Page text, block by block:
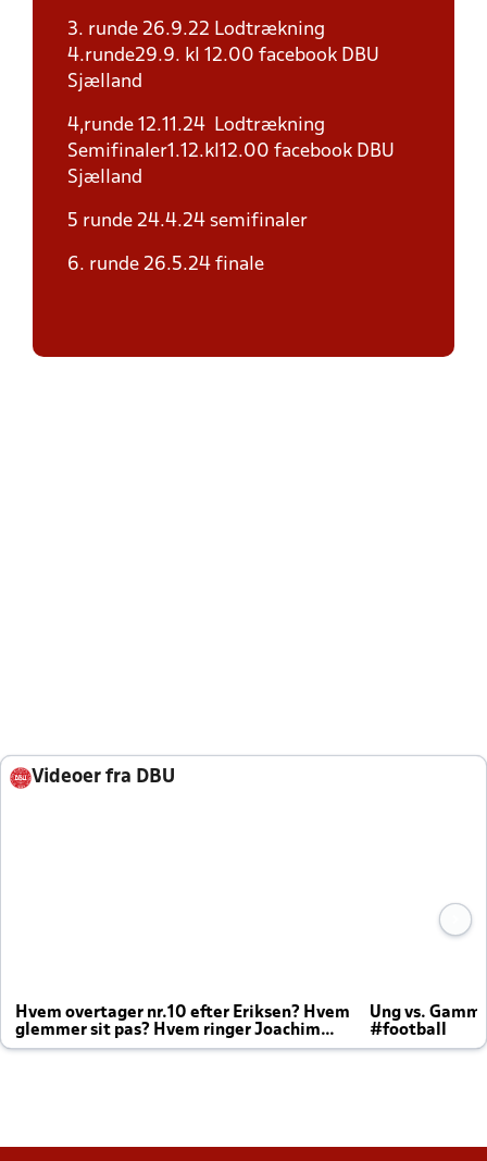
3. runde 26.9.22 Lodtrækning
4.runde29.9. kl 12.00 facebook DBU
Sjælland
4,runde 12.11.24 Lodtrækning
Semifinaler1.12.kl12.00 facebook DBU
Sjælland
5 runde 24.4.24 semifinaler
6. runde 26.5.24 finale
Videoer fra DBU
Hvem overtager nr.10 efter Eriksen? Hvem
glemmer sit pas? Hvem ringer Joachim
altid til efter kampe?
Ung vs.
#football